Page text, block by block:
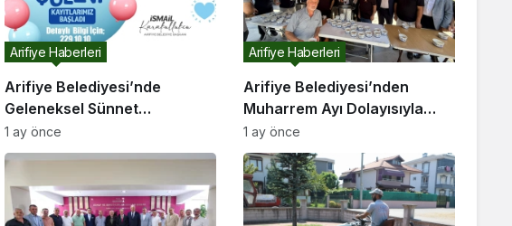
Arifiye Belediyesi’nde
Geleneksel Sünnet
Organizasyonu İçin Kayıtlar
Başladı
Arifiye Haberleri
1 ay önce
Arifiye Belediyesi’nden
Muharrem Ayı Dolayısıyla
Aşure İkramı
Arifiye Haberleri
1 ay önce